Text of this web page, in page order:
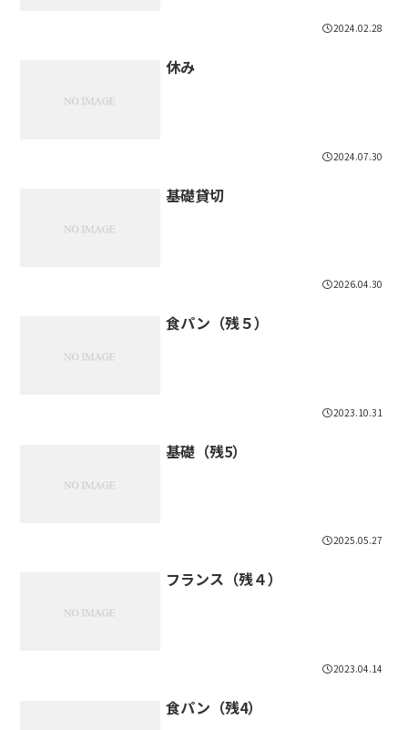
2024.02.28
休み
2024.07.30
基礎貸切
2026.04.30
食パン（残５）
2023.10.31
基礎（残5）
2025.05.27
フランス（残４）
2023.04.14
食パン（残4）